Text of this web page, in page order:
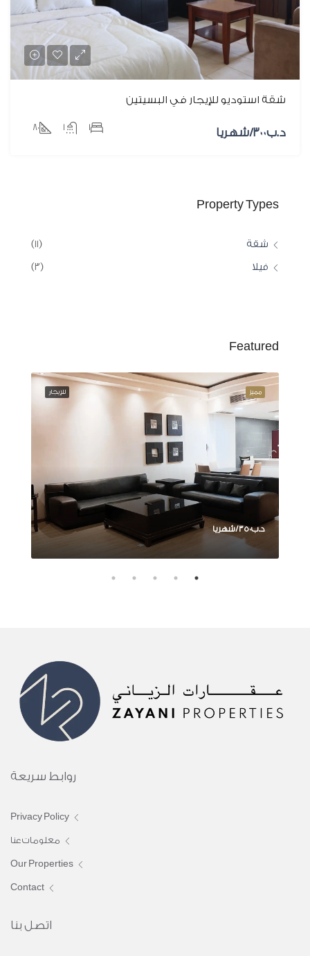
شقة استوديو للإيجار في البسيتين
د.ب‎٣٠٠/شهريا ١ ١ ٨٠
Property Types
شقة (١١)
فيلا (٣)
Featured
للإيجار مميز
د.ب‎٣٥٠/شهريا
روابط سريعة
Privacy Policy
معلومات عنا
Our Properties
Contact
اتصل بنا